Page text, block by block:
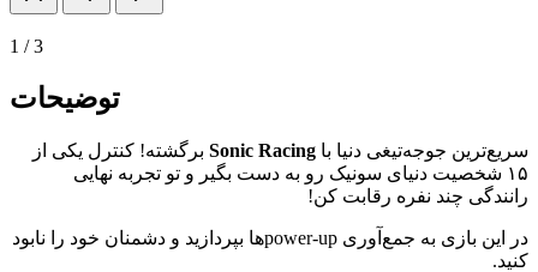
1 /3
توضیحات
سریع‌ترین جوجه‌تیغی دنیا با Sonic Racing برگشته! کنترل یکی از
۱۵ شخصیت دنیای سونیک رو به دست بگیر و تو تجربه نهایی
رانندگی چند نفره رقابت کن!
در این بازی به جمع‌آوری power-upها بپردازید و دشمنان خود را نابود
کنید.